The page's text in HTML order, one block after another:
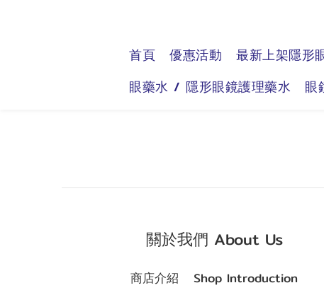
首頁 優惠活動 最新上架隱形
眼藥水 / 隱形眼鏡護理藥水
眼
關於我們 About Us
商店介紹 Shop Introduction